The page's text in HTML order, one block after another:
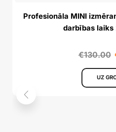
Profesionāla MINI
darbības laiks
€130.00
UZ